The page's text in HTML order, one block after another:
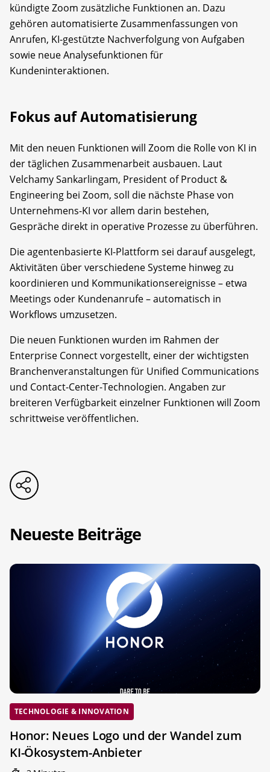
kündigte Zoom zusätzliche Funktionen an. Dazu
gehören automatisierte Zusammenfassungen von
Anrufen, KI-gestützte Nachverfolgung von Aufgaben
sowie neue Analysefunktionen für
Kundeninteraktionen.
Fokus auf Automatisierung
Mit den neuen Funktionen will Zoom die Rolle von KI in
der täglichen Zusammenarbeit ausbauen. Laut
Velchamy Sankarlingam, President of Product &
Engineering bei Zoom, soll die nächste Phase von
Unternehmens-KI vor allem darin bestehen,
Gespräche direkt in operative Prozesse zu überführen.
Die agentenbasierte KI-Plattform sei darauf ausgelegt,
Aktivitäten über verschiedene Systeme hinweg zu
koordinieren und Kommunikationsereignisse – etwa
Meetings oder Kundenanrufe – automatisch in
Workflows umzusetzen.
Die neuen Funktionen wurden im Rahmen der
Enterprise Connect vorgestellt, einer der wichtigsten
Branchenveranstaltungen für Unified Communications
und Contact-Center-Technologien. Angaben zur
breiteren Verfügbarkeit einzelner Funktionen will Zoom
schrittweise veröffentlichen.
Neueste Beiträge
TECHNOLOGIE & INNOVATION
Honor: Neues Logo und der Wandel zum
KI-Ökosystem-Anbieter